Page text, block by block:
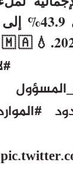
بالمغرب تصل